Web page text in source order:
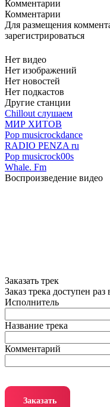
Комментарии
Комментарии
Для размещения
зарегистрироваться
Нет видео
Нет изображений
Нет новостей
Нет подкастов
Другие станции
Chillout слушаем
МИР ХИТОВ
Pop musicrockdance
RADIO PENZA ru
Pop musicrock00s
Whale. Fm
Воспроизведение видео
Заказать трек
Заказ трека доступен
Исполнитель
Название трека
Комментарий
Заказать